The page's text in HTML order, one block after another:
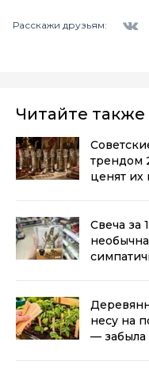
Расскажи друзьям:
Читайте также
трендом
ценят их
Свеча за
несу на
— забыла